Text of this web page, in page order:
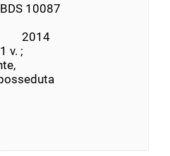
BDS 10087
2014
1 v. ;